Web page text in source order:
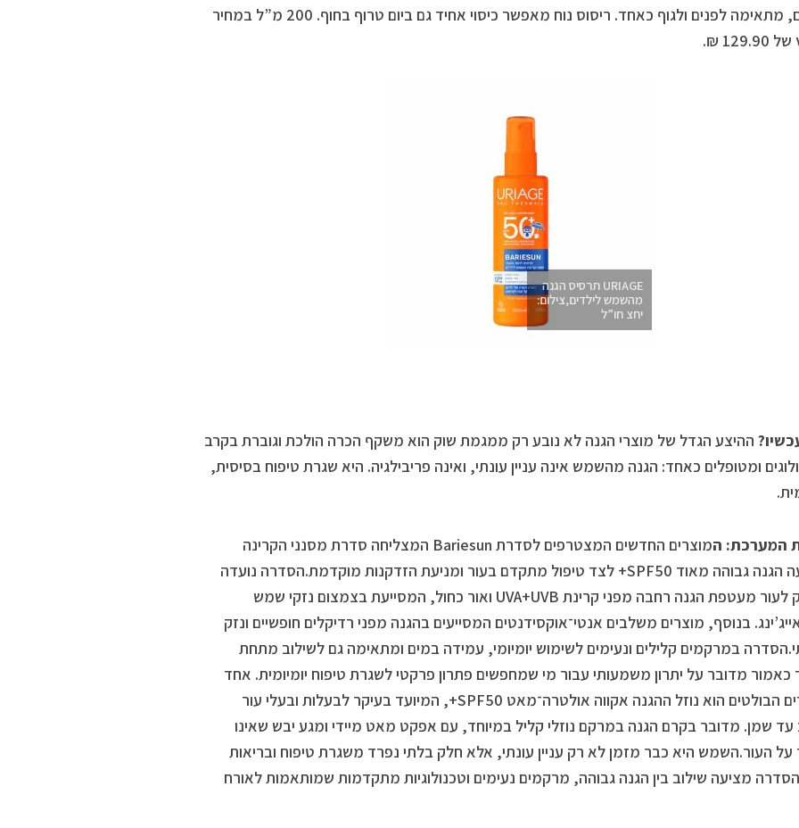
בעיניים, מתאימה לפנים ולגוף כאחד. ריסוס נוח מאפשר כיסוי אחיד גם ביום טרוף בחוף. 200 מ”ל במחיר
₪.
URIAGE תרסיס הגנה
מהשמש לילדים,צילום:
יחצ חו”ל
ההיצע הגדל של מוצרי הגנה לא נובע רק ממגמת שוק הוא משקף הכרה הולכת וגוברת בקרב
ומטופלים כאחד: הגנה מהשמש אינה עניין עונתי, ואינה פריבילגיה. היא שגרת טיפוח בסיסית,
המערכת: ה
מוצרים החדשים המצטרפים לסדרת Bariesun המצליחה סדרת מסנני הקרינה
המציעה הגנה גבוהה מאוד SPF50+ לצד טיפול מתקדם בעור ומניעת הזדקנות מוקדמת.הסדרה נועדה
להעניק לעור מעטפת הגנה רחבה מפני קרינת UVA+UVB ואור כחול, המסייעת בצמצום נזקי שמש
בנוסף, מוצרים משלבים אנטי־אוקסידנטים המסייעים בהגנה מפני רדיקלים חופשיים ונזק
במרקמים קלילים ונעימים לשימוש יומיומי, עמידה במים ומתאימה גם לשילוב מתחת
כאמור מדובר על יתרון משמעותי עבור מי שמחפשים פתרון פרקטי לשגרת טיפוח יומיומית. אחד
המוצרים הבולטים הוא נוזל ההגנה אקווה אולטרה־מאט SPF50+, המיועד בעיקר לבעלות ובעלי עור
עד שמן. מדובר בקרם הגנה במרקם נוזלי קליל במיוחד, עם אפקט מאט מיידי ומגע יבש שאינו
על העור.השמש היא כבר מזמן לא רק עניין עונתי, אלא חלק בלתי נפרד משגרת טיפוח ובריאות
מציעה שילוב בין הגנה גבוהה, מרקמים נעימים וטכנולוגיות מתקדמות שמותאמות לאורח